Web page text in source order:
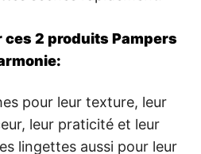
2 produits Pampers
pour leur texture, leur
leur praticité et leur
lingettes aussi pour leur